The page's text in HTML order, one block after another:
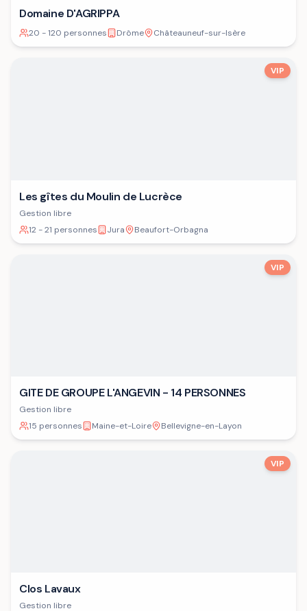
Domaine D'AGRIPPA
20 - 120 personnes Drôme Châteauneuf-sur-Isère
VIP
Les gîtes du Moulin de Lucrèce
Gestion libre
12 - 21 personnes
Jura Beaufort-Orbagna
VIP
GITE DE GROUPE L'ANGEVIN - 14 PERSONNES
Gestion libre
15 personnes
Maine-et-Loire Bellevigne-en-Layon
VIP
Clos Lavaux
Gestion libre